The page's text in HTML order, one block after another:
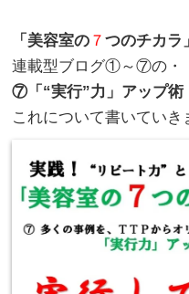
「美容室の ７つのチカラ」
連載型ブログ①～⑦の・
⑦「“実行”力」アップ術
これについて書いていき